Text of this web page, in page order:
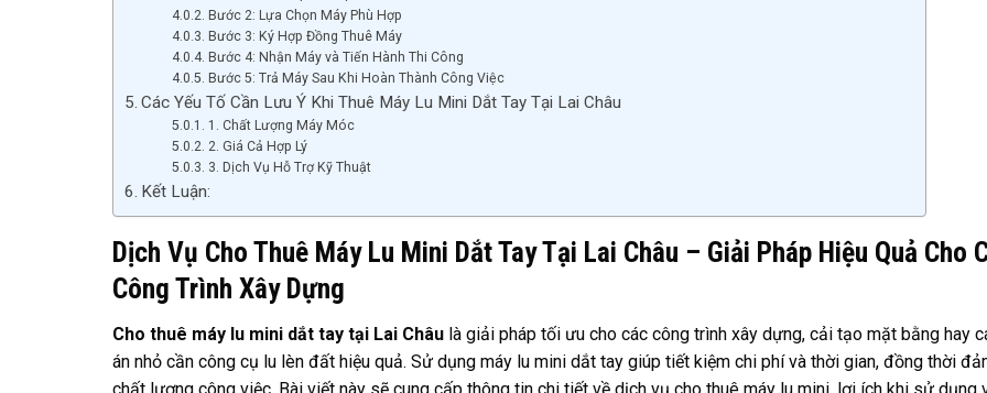
Bước 2: Lựa Chọn Máy Phù Hợp
Bước 3: Ký Hợp Đồng Thuê Máy
Bước 4: Nhận Máy và Tiến Hành Thi Công
Bước 5: Trả Máy Sau Khi Hoàn Thành Công Việc
Các Yếu Tố Cần Lưu Ý Khi Thuê Máy Lu Mini Dắt Tay Tại Lai Châu
1. Chất Lượng Máy Móc
2. Giá Cả Hợp Lý
3. Dịch Vụ Hỗ Trợ Kỹ Thuật
Kết Luận:
Dịch Vụ Cho Thuê Máy Lu Mini Dắt Tay Tại Lai Châu – Giải Pháp Hiệu Quả Cho
Công Trình Xây Dựng
Cho thuê máy lu mini dắt tay tại Lai Châu là giải pháp tối ưu cho các công trình xây dựng, cải tạo mặt bằng hay
án nhỏ cần công cụ lu lèn đất hiệu quả. Sử dụng máy lu mini dắt tay giúp tiết kiệm chi phí và thời gian, đồng thời